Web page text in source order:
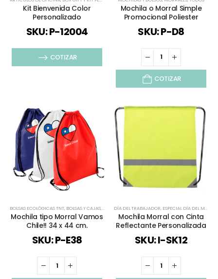
Kit Bienvenida Color
Personalizado
SKU: P-12004
COTIZAR
Mochila o Morral Simple
Promocional Poliester
SKU: P-D8
COTIZAR
BOLSAS ECOLÓGICAS TNT, BOLSAS Y CAJAS,ESPECIAL FIESTAS PATRIAS,MOCHILAS Y BOLSOS,
Mochila tipo Morral Vamos
Chile!! 34 x 44 cm.
SKU: P-E38
DÍA DEL TRABAJADOR, ESPECIAL DÍA DEL MINERO
Mochila Morral con Cinta
Reflectante Personalizada
SKU: I-SK12